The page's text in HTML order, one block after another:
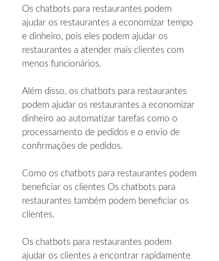
Os chatbots para restaurantes podem
ajudar os restaurantes a economizar tempo
e dinheiro, pois eles podem ajudar os
restaurantes a atender mais clientes com
menos funcionários.
Além disso, os chatbots para restaurantes
podem ajudar os restaurantes a economizar
dinheiro ao automatizar tarefas como o
processamento de pedidos e o envio de
confirmações de pedidos.
Como os chatbots para restaurantes podem
beneficiar os clientes Os chatbots para
restaurantes também podem beneficiar os
clientes.
Os chatbots para restaurantes podem
ajudar os clientes a encontrar rapidamente